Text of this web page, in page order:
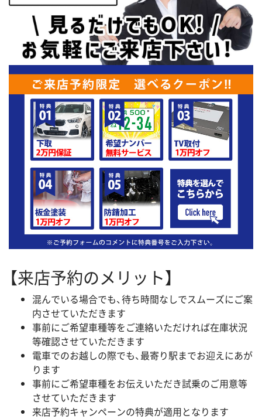
【来店予約のメリット】
混んでいる場合でも、待ち時間なしでスムーズにご案
内させていただきます
事前にご希望車種等をご連絡いただければ在庫状況
等確認させていただきます
電車でのお越しの際でも、最寄り駅までお迎えにあが
ります
事前にご希望車種をお伝えいただき試乗のご用意等
させていただきます
来店予約キャンペーンの特典が適用となります